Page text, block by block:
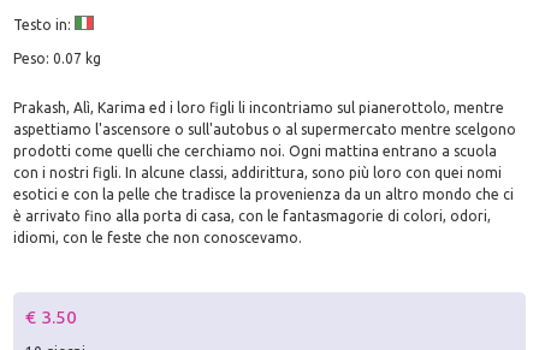
Testo in:
Peso: 0.07 kg
Prakash, Alì, Karima ed i loro figli li incontriamo sul pianerottolo, mentre
aspettiamo l'ascensore o sull'autobus o al supermercato mentre scelgono
prodotti come quelli che cerchiamo noi. Ogni mattina entrano a scuola
con i nostri figli. In alcune classi, addirittura, sono più loro con quei nomi
esotici e con la pelle che tradisce la provenienza da un altro mondo che ci
è arrivato fino alla porta di casa, con le fantasmagorie di colori, odori,
idiomi, con le feste che non conoscevamo.
€ 3.50